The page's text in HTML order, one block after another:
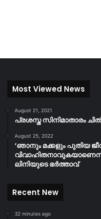
Most Viewed News
August 21, 2021
പ്രശസ്ത സിനിമാതാരം
August 25, 2022
‘ഞാനും മക്കളും പുതിയ
വിവാഹിതനാവുകയാണെന്ന
ലിനിയുടെ ഭർത്താവ്
Recent New
32 minutes ago